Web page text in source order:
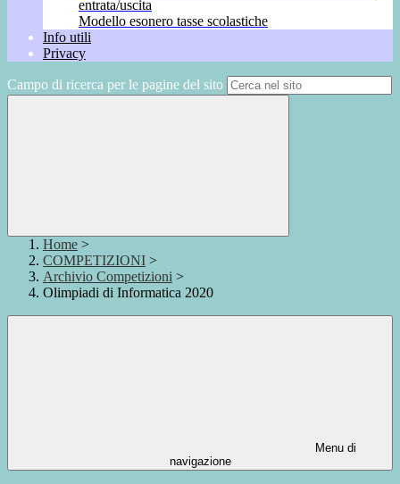
entrata/uscita
Modello esonero tasse scolastiche
Info utili
Privacy
Campo di ricerca per le pagine del sito
Home >
COMPETIZIONI >
Archivio Competizioni >
Olimpiadi di Informatica 2020
Menu di
navigazione